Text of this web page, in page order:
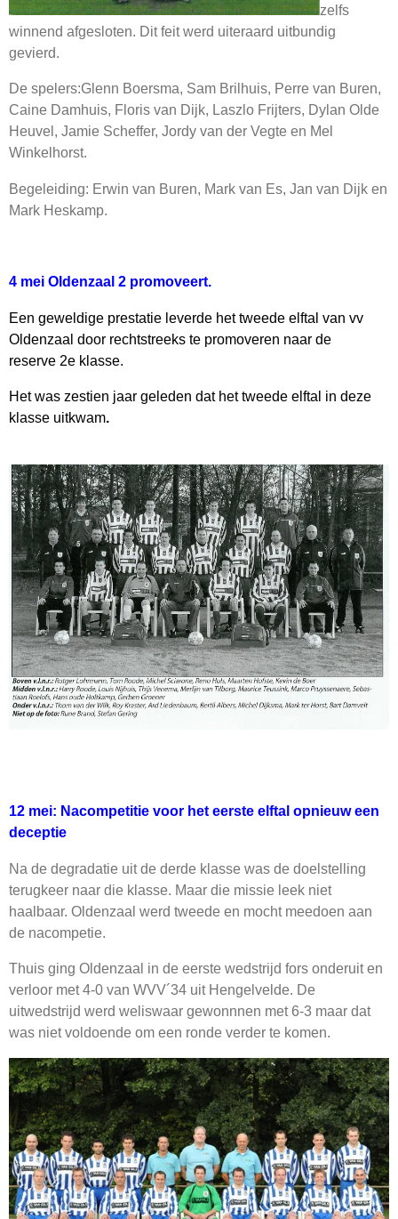
zelfs
winnend afgesloten. Dit feit werd uiteraard uitbundig
gevierd.
De spelers:Glenn Boersma, Sam Brilhuis, Perre van Buren,
Caine Damhuis, Floris van Dijk, Laszlo Frijters, Dylan Olde
Heuvel, Jamie Scheffer, Jordy van der Vegte en Mel
Winkelhorst.
Begeleiding: Erwin van Buren, Mark van Es, Jan van Dijk en
Mark Heskamp.
4 mei Oldenzaal 2 promoveert.
Een geweldige prestatie leverde het tweede elftal van vv
Oldenzaal door rechtstreeks te promoveren naar de
reserve 2e klasse.
Het was zestien jaar geleden dat het tweede elftal in deze
klasse uitkwam.
12 mei: Nacompetitie voor het eerste elftal opnieuw een
deceptie
Na de degradatie uit de derde klasse was de doelstelling
terugkeer naar die klasse. Maar die missie leek niet
haalbaar. Oldenzaal werd tweede en mocht meedoen aan
de nacompetie.
Thuis ging Oldenzaal in de eerste wedstrijd fors onderuit en
verloor met 4-0 van WVV´34 uit Hengelvelde. De
uitwedstrijd werd weliswaar gewonnnen met 6-3 maar dat
was niet voldoende om een ronde verder te komen.